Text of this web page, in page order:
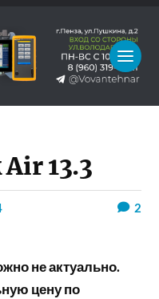
13.3
2
не актуально.
цену по